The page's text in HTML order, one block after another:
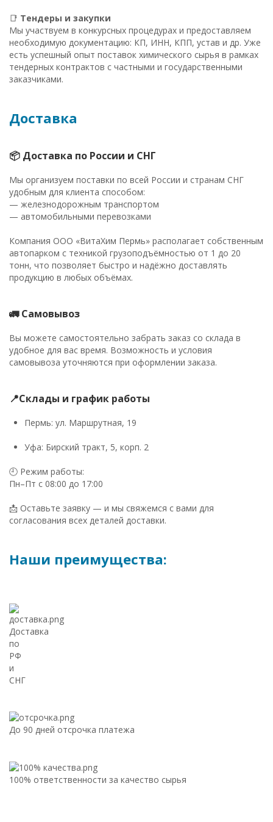
📑 Тендеры и закупки
Мы участвуем в конкурсных процедурах и предоставляем
необходимую документацию: КП, ИНН, КПП, устав и др. Уже
есть успешный опыт поставок химического сырья в рамках
тендерных контрактов с частными и государственными
заказчиками.
Доставка
📦 Доставка по России и СНГ
Мы организуем поставки по всей России и странам СНГ
удобным для клиента способом:
— железнодорожным транспортом
— автомобильными перевозками
Компания ООО «ВитаХим Пермь» располагает собственным
автопарком с техникой грузоподъёмностью от 1 до 20
тонн, что позволяет быстро и надёжно доставлять
продукцию в любых объёмах.
🚛 Самовывоз
Вы можете самостоятельно забрать заказ со склада в
удобное для вас время. Возможность и условия
самовывоза уточняются при оформлении заказа.
📍Склады и график работы
Пермь: ул. Маршрутная, 19
Уфа: Бирский тракт, 5, корп. 2
🕘 Режим работы:
Пн–Пт с 08:00 до 17:00
📩 Оставьте заявку — и мы свяжемся с вами для
согласования всех деталей доставки.
Наши преимущества:
Доставка
по
РФ
и
СНГ
До 90 дней отсрочка платежа
100% ответственности за качество сырья